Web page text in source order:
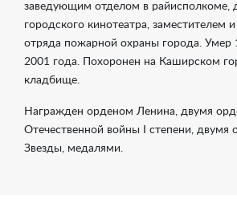
заведующим отделом в райисполкоме,
городского кинотеатра, заместителем
отряда пожарной охраны города. Умер
2001 года. Похоронен на Каширском
кладбище.
Награжден орденом Ленина, двумя
Отечественной войны I степени, двумя
Звезды, медалями.